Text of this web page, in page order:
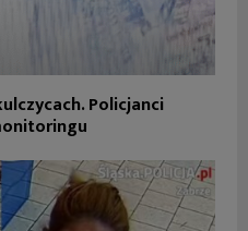
Policjanci